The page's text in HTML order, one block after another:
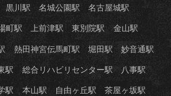
黒川駅 名城公園駅 名古屋城駅
町駅 上前津駅 東別院駅 金山駅
熱田神宮伝馬町駅 堀田駅 妙音通駅
駅 総合リハビリセンター駅 八事駅
駅 本山駅 自由ヶ丘駅 茶屋ヶ坂駅